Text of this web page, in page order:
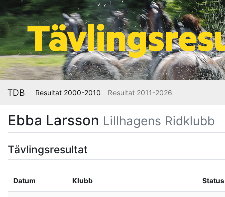
TDB Resultat 2000-2010 Resultat 2011-2026
Ebba Larsson Lillhagens Ridklubb
Tävlingsresultat
Datum Klubb Status